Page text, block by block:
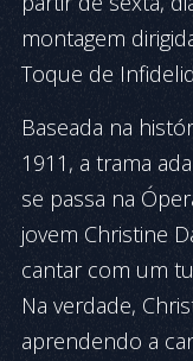
montagem
Toque de
Baseada na
1911, a trama
se passa na
jovem Christine
cantar com um
Na verdade,
aprendendo a